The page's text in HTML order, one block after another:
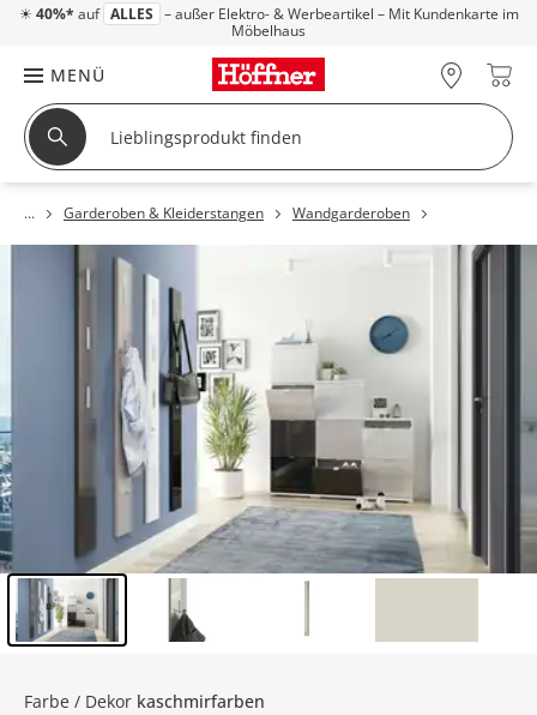
☀ 40%* auf ALLES – außer Elektro- & Werbeartikel – Mit Kundenkarte im
Möbelhaus
MENÜ
Garderoben & Kleiderstangen Wandgarderoben
Farbe / Dekor kaschmirfarben